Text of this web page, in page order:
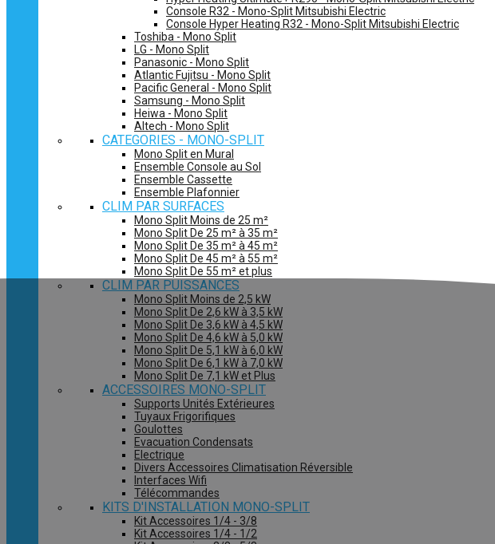
Console R32 - Mono-Split Mitsubishi Electric
Console Hyper Heating R32 - Mono-Split Mitsubishi Electric
Toshiba - Mono Split
LG - Mono Split
Panasonic - Mono Split
Atlantic Fujitsu - Mono Split
Pacific General - Mono Split
Samsung - Mono Split
Heiwa - Mono Split
Altech - Mono Split
CATEGORIES - MONO-SPLIT
Mono Split en Mural
Ensemble Console au Sol
Ensemble Cassette
Ensemble Plafonnier
CLIM PAR SURFACES
Mono Split Moins de 25 m²
Mono Split De 25 m² à 35 m²
Mono Split De 35 m² à 45 m²
Mono Split De 45 m² à 55 m²
Mono Split De 55 m² et plus
CLIM PAR PUISSANCES
Mono Split Moins de 2,5 kW
Mono Split De 2,6 kW à 3,5 kW
Mono Split De 3,6 kW à 4,5 kW
Mono Split De 4,6 kW à 5,0 kW
Mono Split De 5,1 kW à 6,0 kW
Mono Split De 6,1 kW à 7,0 kW
Mono Split De 7,1 kW et Plus
ACCESSOIRES MONO-SPLIT
Supports Unités Extérieures
Tuyaux Frigorifiques
Goulottes
Evacuation Condensats
Electrique
Divers Accessoires Climatisation Réversible
Interfaces Wifi
Télécommandes
KITS D'INSTALLATION MONO-SPLIT
Kit Accessoires 1/4 - 3/8
Kit Accessoires 1/4 - 1/2